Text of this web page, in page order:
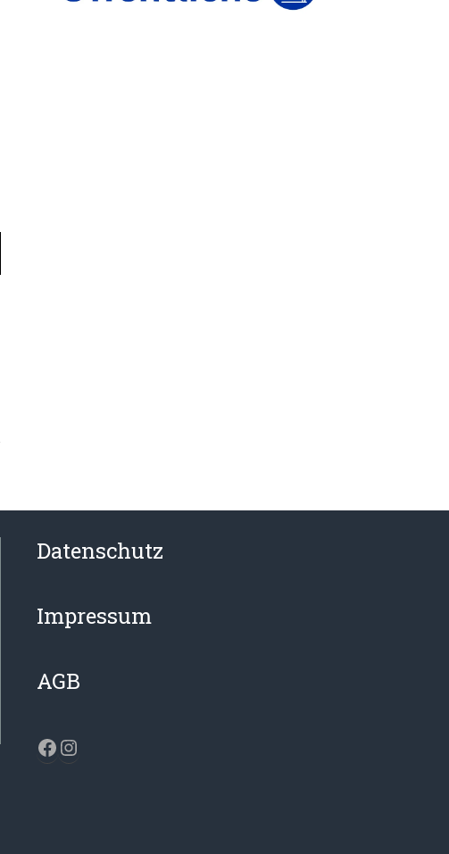
Datenschutz
Impressum
AGB
Facebook
Instagram